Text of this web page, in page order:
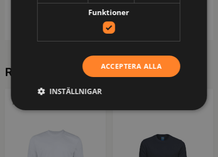
temperatur,Strykning. Högsta tillåtna temperatur
110 grader,Ej kemtvätt
RELATERADE PRODUKTER
PROJOB
Funktioner
ACCEPTERA ALLA
INSTÄLLNIGAR